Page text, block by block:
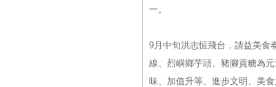
一。
9月中旬洪志恒飛台，請益美食
線、烈嶼鄉芋頭、豬腳貢糖為
味、加值升等、進步文明、美